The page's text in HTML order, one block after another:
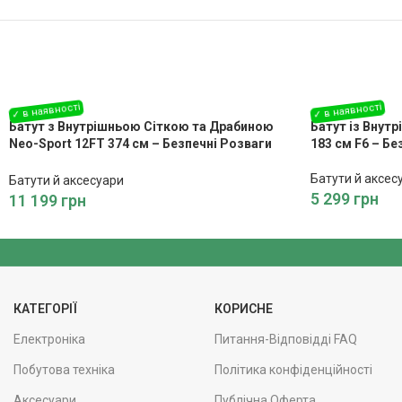
Батут з Внутрішньою Сіткою та Драбиною
Neo-Sport 12FT 374 см – Безпечні Розваги
Батути й аксесуари
11 199 грн
Батут із
183 см F6 –
Батути й
5 299 грн
КАТЕГОРІЇ
Електроніка
Побутова техніка
КОРИСНЕ
Питання-Відповідді FAQ
Політика конфіденційності